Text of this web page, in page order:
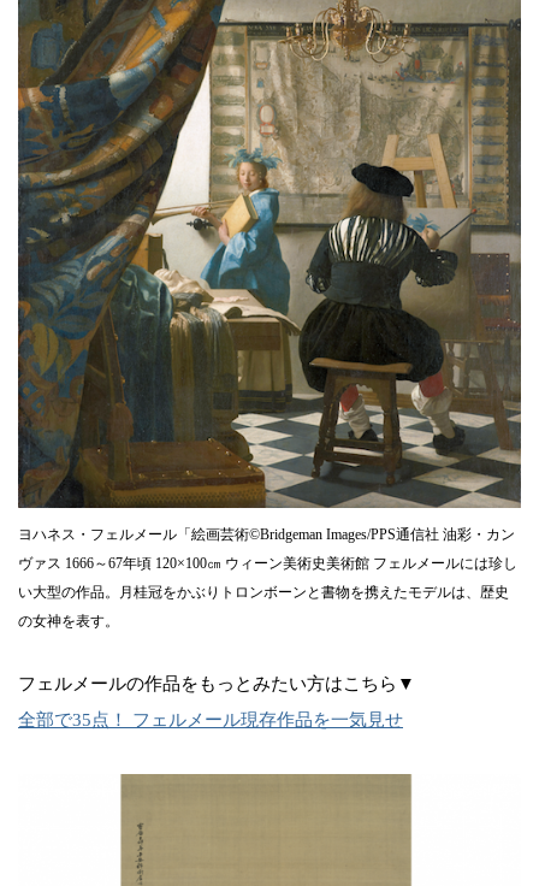
ヨハネス・フェルメール「絵画芸術©Bridgeman Images/PPS通信社 油彩・カン
ヴァス 1666～67年頃 120×100㎝ ウィーン美術史美術館 フェルメールには珍し
い大型の作品。月桂冠をかぶりトロンボーンと書物を携えたモデルは、歴史
の女神を表す。
フェルメールの作品をもっとみたい方はこちら▼
全部で35点！ フェルメール現存作品を一気見せ